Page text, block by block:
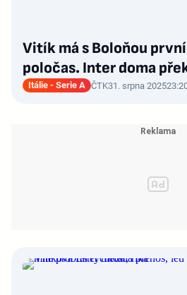
Vitík má s Boloňou
poločas. Inter doma
Itálie - Serie A ČTK31. srpna 2025